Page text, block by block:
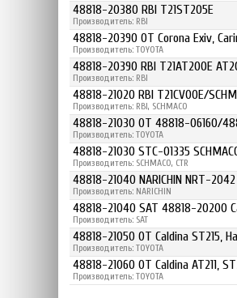
48818-20380 RBI T21ST205E
Производитель: RBI
48818-20390 OT Corona Exiv,
Производитель: TOYOTA
48818-20390 RBI T21AT200E
Производитель: RBI
48818-21020 RBI T21CV00E/
Производитель: RBI, SCHMACO
48818-21030 OT 48818-06160/
Производитель: TOYOTA
48818-21030 STC-01335
Производитель: SCHMACO, CTR
48818-21040 NARICHIN NRT-
Производитель: NARICHIN
48818-21040 SAT 48818-20200
Производитель: SAT
48818-21050 OT Caldina ST215,
Производитель: TOYOTA
48818-21060 OT Caldina AT211,
Производитель: TOYOTA